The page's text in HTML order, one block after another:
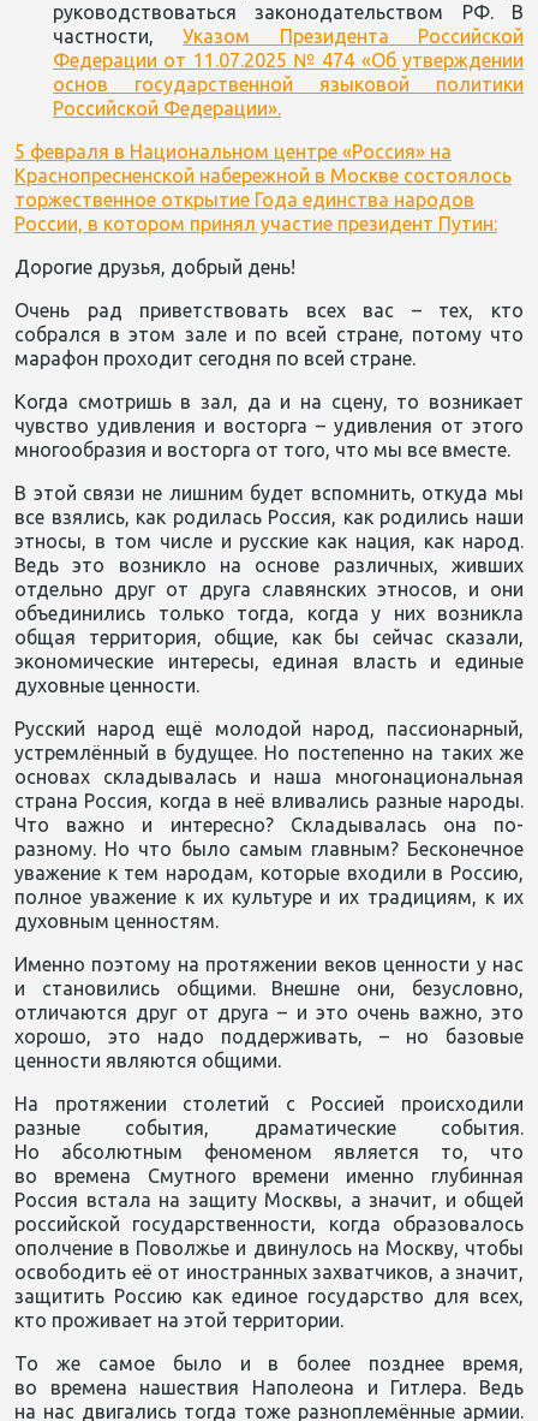
руководствоваться законодательством РФ. В
частности,Указом Президента Российской
Федерации от 11.07.2025 № 474 «Об утверждении
основ государственной языковой политики
Российской Федерации».
5 февраля в Национальном центре «Россия» на
Краснопресненской набережной в Москве состоялось
торжественное открытие Года единства народов
России, в котором принял участие президент Путин:
Дорогие друзья, добрый день!
Очень рад приветствовать всех вас – тех, кто
собрался в этом зале и по всей стране, потому что
марафон проходит сегодня по всей стране.
Когда смотришь в зал, да и на сцену, то возникает
чувство удивления и восторга – удивления от этого
многообразия и восторга от того, что мы все вместе.
В этой связи не лишним будет вспомнить, откуда мы
все взялись, как родилась Россия, как родились наши
этносы, в том числе и русские как нация, как народ.
Ведь это возникло на основе различных, живших
отдельно друг от друга славянских этносов, и они
объединились только тогда, когда у них возникла
общая территория, общие, как бы сейчас сказали,
экономические интересы, единая власть и единые
духовные ценности.
Русский народ ещё молодой народ, пассионарный,
устремлённый в будущее. Но постепенно на таких же
основах складывалась и наша многонациональная
страна Россия, когда в неё вливались разные народы.
Что важно и интересно? Складывалась она по-
разному. Но что было самым главным? Бесконечное
уважение к тем народам, которые входили в Россию,
полное уважение к их культуре и их традициям, к их
духовным ценностям.
Именно поэтому на протяжении веков ценности у нас
и становились общими. Внешне они, безусловно,
отличаются друг от друга – и это очень важно, это
хорошо, это надо поддерживать, – но базовые
ценности являются общими.
На протяжении столетий с Россией происходили
разные события, драматические события.
Но абсолютным феноменом является то, что
во времена Смутного времени именно глубинная
Россия встала на защиту Москвы, а значит, и общей
российской государственности, когда образовалось
ополчение в Поволжье и двинулось на Москву, чтобы
освободить её от иностранных захватчиков, а значит,
защитить Россию как единое государство для всех,
кто проживает на этой территории.
То же самое было и в более позднее время,
во времена нашествия Наполеона и Гитлера. Ведь
на нас двигались тогда тоже разноплемённые армии.